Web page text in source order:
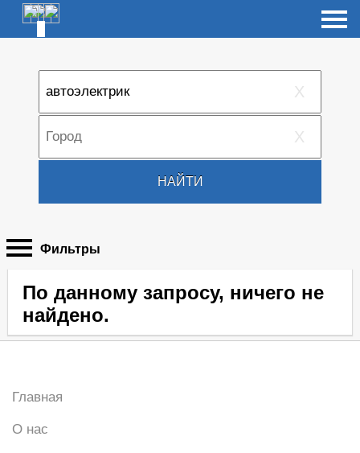
X
X
НАЙТИ
Фильтры
По данному запросу, ничего не
найдено.
Главная
О нас